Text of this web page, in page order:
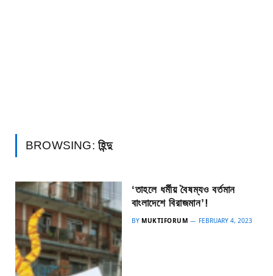
BROWSING: হিন্দু
‘তাহলে ধর্মীয় বৈষম্যও বর্তমান
বাংলাদেশে বিরাজমান’!
BY MUKTIFORUM FEBRUARY 4, 2023